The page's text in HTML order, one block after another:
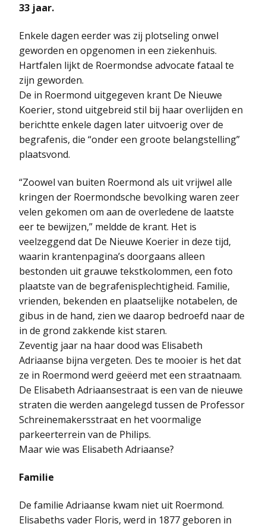
33 jaar.
Enkele dagen eerder was zij plotseling onwel
geworden en opgenomen in een ziekenhuis.
Hartfalen lijkt de Roermondse advocate fataal te
zijn geworden.
De in Roermond uitgegeven krant De Nieuwe
Koerier, stond uitgebreid stil bij haar overlijden en
berichtte enkele dagen later uitvoerig over de
begrafenis, die “onder een groote belangstelling”
plaatsvond.
“Zoowel van buiten Roermond als uit vrijwel alle
kringen der Roermondsche bevolking waren zeer
velen gekomen om aan de overledene de laatste
eer te bewijzen,” meldde de krant. Het is
veelzeggend dat De Nieuwe Koerier in deze tijd,
waarin krantenpagina’s doorgaans alleen
bestonden uit grauwe tekstkolommen, een foto
plaatste van de begrafenisplechtigheid. Familie,
vrienden, bekenden en plaatselijke notabelen, de
gibus in de hand, zien we daarop bedroefd naar de
in de grond zakkende kist staren.
Zeventig jaar na haar dood was Elisabeth
Adriaanse bijna vergeten. Des te mooier is het dat
ze in Roermond werd geëerd met een straatnaam.
De Elisabeth Adriaansestraat is een van de nieuwe
straten die werden aangelegd tussen de Professor
Schreinemakersstraat en het voormalige
parkeerterrein van de Philips.
Maar wie was Elisabeth Adriaanse?
Familie
De familie Adriaanse kwam niet uit Roermond.
Elisabeths vader Floris, werd in 1877 geboren in